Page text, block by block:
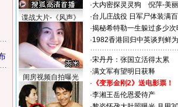
谍战大片-《风声》
闺房视频自拍曝光
·大内密探灵灵狗
倪萍-美
·台儿庄战役 日军尸体装满
·揭秘希特勒一生躲过多少次
·1982香港回归中英谈判鲜
·宋丹丹：张国立活得太累
·满文军有望明日获释
· 《变形金刚2》送电影票！
·李湘王岳伦恩爱待产